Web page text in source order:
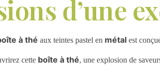
d’une
à thé aux teintes pastel en métalest
cette boîte à thé, une explosion de